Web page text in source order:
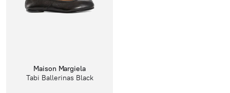
Maison Margiela
Tabi Ballerinas Black